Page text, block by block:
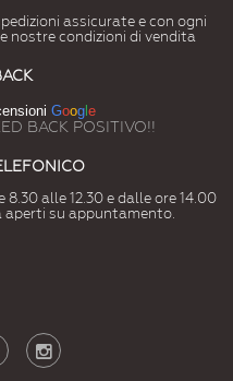
assicurate e con ogni
nostre condizioni di vendita
Googl e
BACK POSITIVO!!
alle 12.30 e dalle ore 14.00
su appuntamento.